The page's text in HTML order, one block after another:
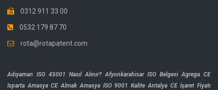
0312 911 33 00
0532 179 87 70
rota@rotapatent.com
Adıyaman ISO 45001 Nasıl Alınır? Afyonkarahisar ISO Belgesi Agrega CE
Isparta Amasya CE Almak Amasya ISO 9001 Kalite Antalya CE İşaret Fiyatı